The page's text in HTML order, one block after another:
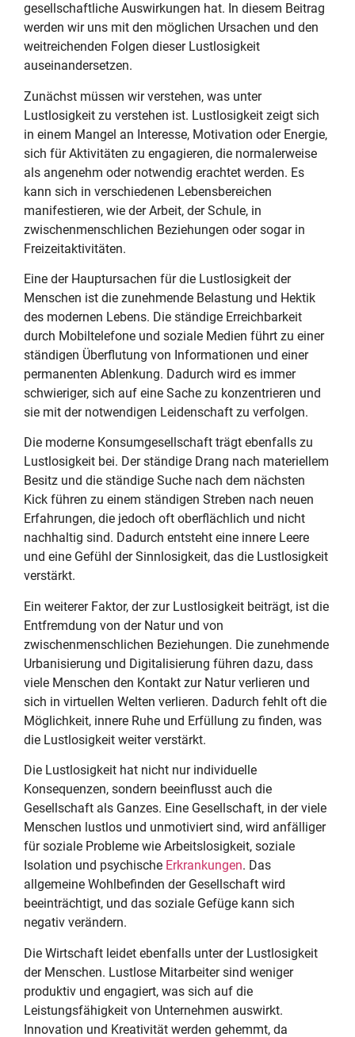
gesellschaftliche Auswirkungen hat. In diesem Beitrag
werden wir uns mit den möglichen Ursachen und den
weitreichenden Folgen dieser Lustlosigkeit
auseinandersetzen.
Zunächst müssen wir verstehen, was unter
Lustlosigkeit zu verstehen ist. Lustlosigkeit zeigt sich
in einem Mangel an Interesse, Motivation oder Energie,
sich für Aktivitäten zu engagieren, die normalerweise
als angenehm oder notwendig erachtet werden. Es
kann sich in verschiedenen Lebensbereichen
manifestieren, wie der Arbeit, der Schule, in
zwischenmenschlichen Beziehungen oder sogar in
Freizeitaktivitäten.
Eine der Hauptursachen für die Lustlosigkeit der
Menschen ist die zunehmende Belastung und Hektik
des modernen Lebens. Die ständige Erreichbarkeit
durch Mobiltelefone und soziale Medien führt zu einer
ständigen Überflutung von Informationen und einer
permanenten Ablenkung. Dadurch wird es immer
schwieriger, sich auf eine Sache zu konzentrieren und
sie mit der notwendigen Leidenschaft zu verfolgen.
Die moderne Konsumgesellschaft trägt ebenfalls zu
Lustlosigkeit bei. Der ständige Drang nach materiellem
Besitz und die ständige Suche nach dem nächsten
Kick führen zu einem ständigen Streben nach neuen
Erfahrungen, die jedoch oft oberflächlich und nicht
nachhaltig sind. Dadurch entsteht eine innere Leere
und eine Gefühl der Sinnlosigkeit, das die Lustlosigkeit
verstärkt.
Ein weiterer Faktor, der zur Lustlosigkeit beiträgt, ist die
Entfremdung von der Natur und von
zwischenmenschlichen Beziehungen. Die zunehmende
Urbanisierung und Digitalisierung führen dazu, dass
viele Menschen den Kontakt zur Natur verlieren und
sich in virtuellen Welten verlieren. Dadurch fehlt oft die
Möglichkeit, innere Ruhe und Erfüllung zu finden, was
die Lustlosigkeit weiter verstärkt.
Die Lustlosigkeit hat nicht nur individuelle
Konsequenzen, sondern beeinflusst auch die
Gesellschaft als Ganzes. Eine Gesellschaft, in der viele
Menschen lustlos und unmotiviert sind, wird anfälliger
für soziale Probleme wie Arbeitslosigkeit, soziale
Isolation und psychische Erkrankungen. Das
allgemeine Wohlbefinden der Gesellschaft wird
beeinträchtigt, und das soziale Gefüge kann sich
negativ verändern.
Die Wirtschaft leidet ebenfalls unter der Lustlosigkeit
der Menschen. Lustlose Mitarbeiter sind weniger
produktiv und engagiert, was sich auf die
Leistungsfähigkeit von Unternehmen auswirkt.
Innovation und Kreativität werden gehemmt, da